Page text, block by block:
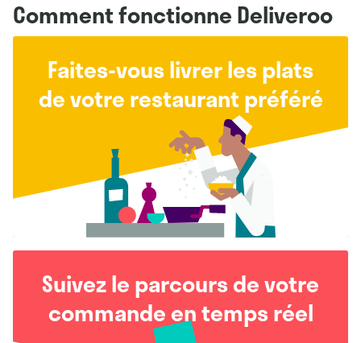
Comment fonctionne Deliveroo
Faites-vous livrer les plats
de votre restaurant préféré
Suivez le parcours de votre
commande en temps réel